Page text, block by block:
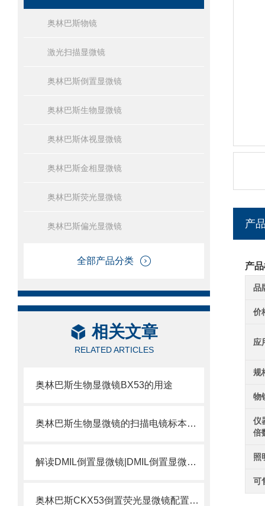
奥林巴斯物镜
激光扫描显微镜
奥林巴斯倒置显微镜
奥林巴斯生物显微镜
奥林巴斯体视显微镜
奥林巴斯金相显微镜
奥林巴斯荧光显微镜
奥林巴斯偏光显微镜
全部产品分类
相关文章
RELATED ARTICLES
奥林巴斯生物显微镜BX53的用途
奥林巴斯生物显微镜的扫描电镜标本制备方法
解读DMIL倒置显微镜|DMIL倒置显微镜是什么？
奥林巴斯CKX53倒置荧光显微镜配置方案选择
产
产
品
价
应
规
物
仪
倍
照
可